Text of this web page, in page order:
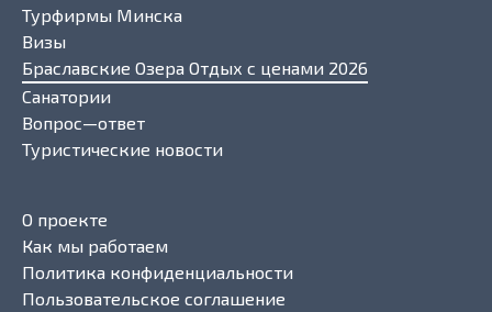
Турфирмы Минска
Визы
Браславские Озера Отдых с ценами 2026
Санатории
Вопрос—ответ
Туристические новости
О проекте
Как мы работаем
Политика конфиденциальности
Пользовательское соглашение